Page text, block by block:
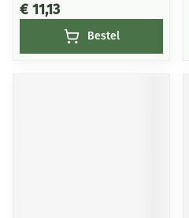
€ 11,13
Bestel